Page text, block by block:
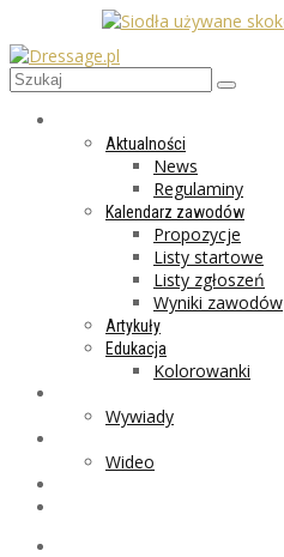
Aktualności
News
Regulaminy
Kalendarz zawodów
Propozycje
Listy startowe
Listy zgłoszeń
Wyniki zawodów
Artykuły
Edukacja
Kolorowanki
Wywiady
Wideo